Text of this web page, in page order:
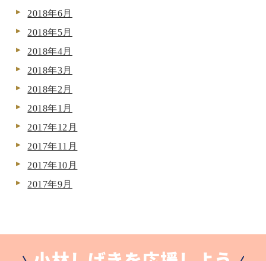
2018年6月
2018年5月
2018年4月
2018年3月
2018年2月
2018年1月
2017年12月
2017年11月
2017年10月
2017年9月